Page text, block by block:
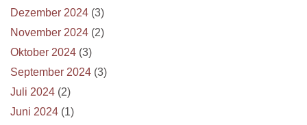
Dezember 2024 (3)
November 2024 (2)
Oktober 2024 (3)
September 2024 (3)
Juli 2024 (2)
Juni 2024 (1)